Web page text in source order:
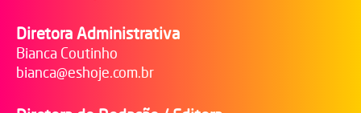
Diretora Administrativa
Bianca Coutinho
bianca@eshoje.com.br